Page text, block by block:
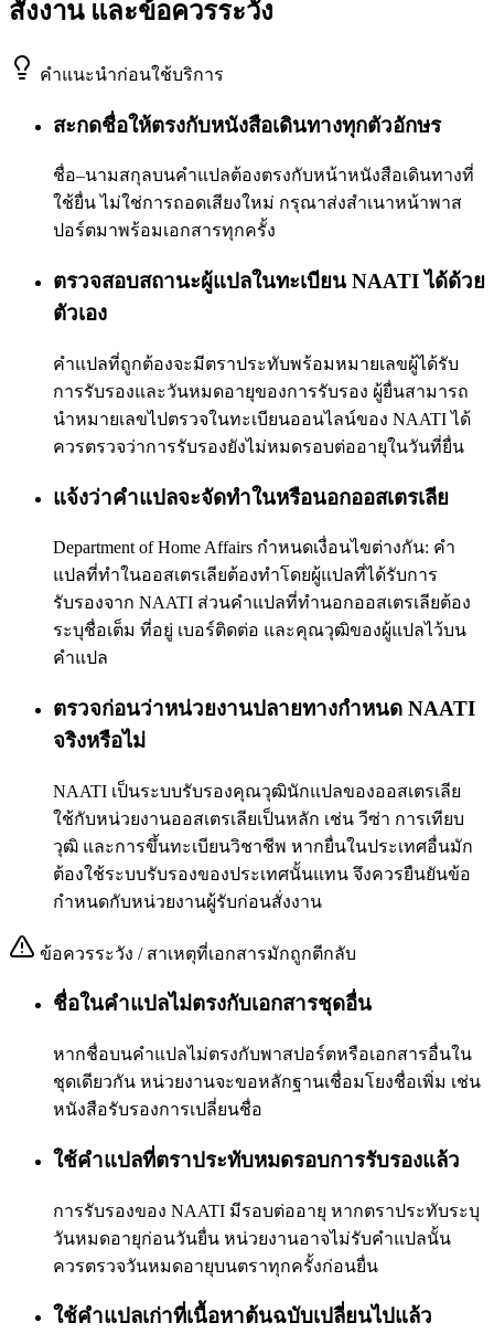
สั่งงาน และข้อควรระวัง
คำแนะนำก่อนใช้บริการ
สะกดชื่อให้ตรงกับหนังสือเดินทางทุกตัวอักษร
ชื่อ–นามสกุลบนคำแปลต้องตรงกับหน้าหนังสือเดินทางที่
ใช้ยื่น ไม่ใช่การถอดเสียงใหม่ กรุณาส่งสำเนาหน้าพาส
ปอร์ตมาพร้อมเอกสารทุกครั้ง
ตรวจสอบสถานะผู้แปลในทะเบียน NAATI ได้ด้วย
ตัวเอง
คำแปลที่ถูกต้องจะมีตราประทับพร้อมหมายเลขผู้ได้รับ
การรับรองและวันหมดอายุของการรับรอง ผู้ยื่นสามารถ
นำหมายเลขไปตรวจในทะเบียนออนไลน์ของ NAATI ได้
ควรตรวจว่าการรับรองยังไม่หมดรอบต่ออายุในวันที่ยื่น
แจ้งว่าคำแปลจะจัดทำในหรือนอกออสเตรเลีย
Department of Home Affairs กำหนดเงื่อนไขต่างกัน: คำ
แปลที่ทำในออสเตรเลียต้องทำโดยผู้แปลที่ได้รับการ
รับรองจาก NAATI ส่วนคำแปลที่ทำนอกออสเตรเลียต้อง
ระบุชื่อเต็ม ที่อยู่ เบอร์ติดต่อ และคุณวุฒิของผู้แปลไว้บน
คำแปล
ตรวจก่อนว่าหน่วยงานปลายทางกำหนด NAATI
จริงหรือไม่
NAATI เป็นระบบรับรองคุณวุฒินักแปลของออสเตรเลีย
ใช้กับหน่วยงานออสเตรเลียเป็นหลัก เช่น วีซ่า การเทียบ
วุฒิ และการขึ้นทะเบียนวิชาชีพ หากยื่นในประเทศอื่นมัก
ต้องใช้ระบบรับรองของประเทศนั้นแทน จึงควรยืนยันข้อ
กำหนดกับหน่วยงานผู้รับก่อนสั่งงาน
ข้อควรระวัง / สาเหตุที่เอกสารมักถูกตีกลับ
ชื่อในคำแปลไม่ตรงกับเอกสารชุดอื่น
หากชื่อบนคำแปลไม่ตรงกับพาสปอร์ตหรือเอกสารอื่นใน
ชุดเดียวกัน หน่วยงานจะขอหลักฐานเชื่อมโยงชื่อเพิ่ม เช่น
หนังสือรับรองการเปลี่ยนชื่อ
ใช้คำแปลที่ตราประทับหมดรอบการรับรองแล้ว
การรับรองของ NAATI มีรอบต่ออายุ หากตราประทับระบุ
วันหมดอายุก่อนวันยื่น หน่วยงานอาจไม่รับคำแปลนั้น
ควรตรวจวันหมดอายุบนตราทุกครั้งก่อนยื่น
ใช้คำแปลเก่าที่เนื้อหาต้นฉบับเปลี่ยนไปแล้ว